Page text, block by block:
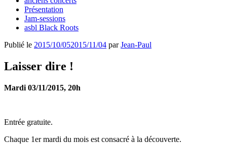
Présentation
Jam-sessions
asbl Black Roots
Publié le 2015/10/052015/11/04 parJean-Paul
Laisser dire !
Mardi 03/11/2015, 20h
Entrée gratuite.
Chaque 1er mardi du mois est consacré à la découverte.